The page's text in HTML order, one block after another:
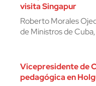
visita Singapur
Roberto Morales
de Ministros de
Vicepresidente de
pedagógica en